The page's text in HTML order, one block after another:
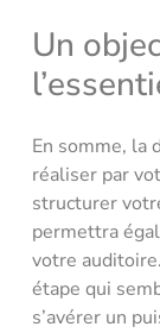
Un
En somme, la
réaliser par
structurer
permettra
votre
étape qui
s’avérer un